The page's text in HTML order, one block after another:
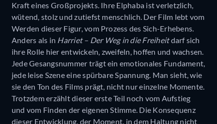
Kraft eines Großprojekts. Ihre Elphaba ist verletzlich,
wütend, stolz und zutiefst menschlich. Der Film lebt vom
Werden dieser Figur, vom Prozess des Sich-Erhebens.
Anders als in Harriet – Der Weg in die Freiheitdarf sich
ihre Rolle hier entwickeln, zweifeln, hoffen und wachsen.
Jede Gesangsnummer trägt ein emotionales Fundament,
jede leise Szene eine spürbare Spannung. Man sieht, wie
sie den Ton des Films prägt, nicht nur einzelne Momente.
Trotzdem erzählt dieser erste Teil noch vom Aufstieg
und vom Finden der eigenen Stimme. Die Konsequenz
dieser Entwicklung, der Moment, in dem Haltung nicht